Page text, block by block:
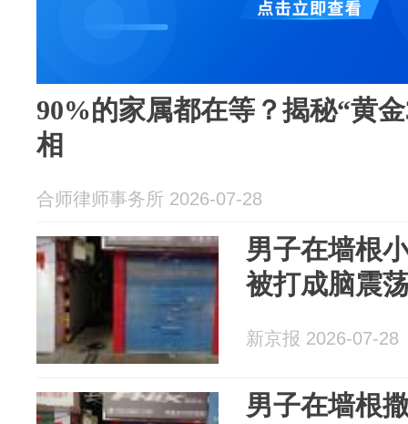
90%的家属都在等？揭秘“黄
相
合师律师事务所 2026-07-28
男子在墙根
被打成脑震
新京报 2026-07-28
男子在墙根